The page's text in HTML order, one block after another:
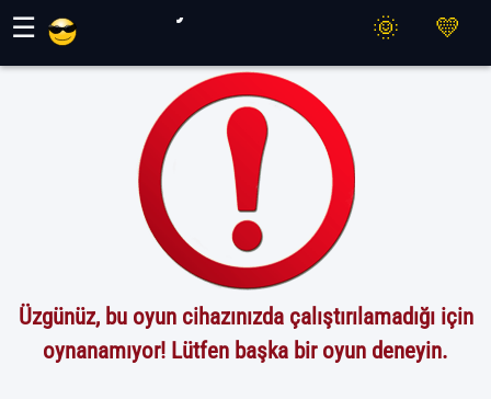
☰
Üzgünüz, bu oyun cihazınızda çalıştırılamadığı için
oynanamıyor! Lütfen başka bir oyun deneyin.